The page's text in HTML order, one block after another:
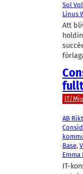
Sol
Linus
Att
IT/
AB
Consid
Base,
Emma
IT-